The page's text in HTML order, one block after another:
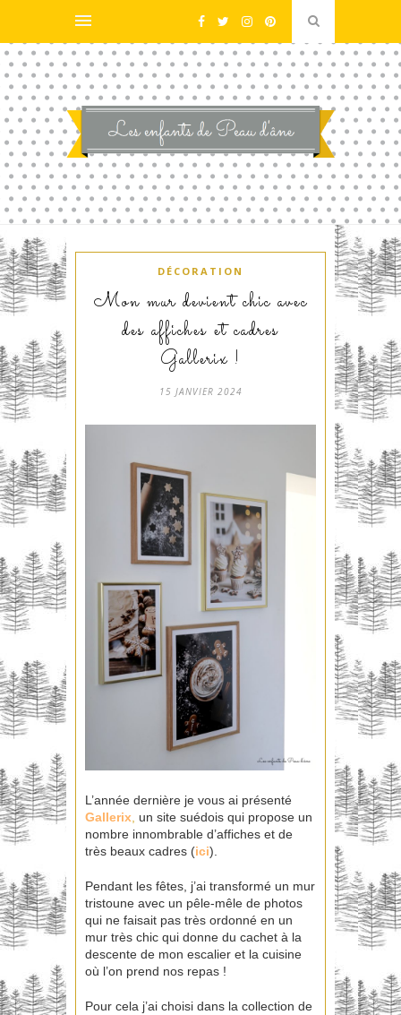
DÉCORATION
Mon mur devient chic avec
des affiches et cadres
Gallerix !
15 JANVIER 2024
L’année dernière je vous ai présenté
Gallerix, un site suédois qui propose un
nombre innombrable d’affiches et de
très beaux cadres (ici).
Pendant les fêtes, j’ai transformé un mur
tristoune avec un pêle-mêle de photos
qui ne faisait pas très ordonné en un
mur très chic qui donne du cachet à la
descente de mon escalier et la cuisine
où l’on prend nos repas !
Pour cela j’ai choisi dans la collection de